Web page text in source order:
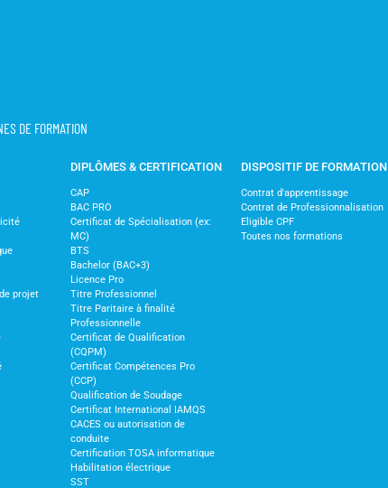
DE FORMATION
projet
DIPLÔMES & CERTIFICATION
CAP
BAC PRO
Certificat de Spécialisation (ex:
MC)
BTS
Bachelor (BAC+3)
Licence Pro
Titre Professionnel
Titre Paritaire à finalité
Professionnelle
Certificat de Qualification
(CQPM)
Certificat Compétences Pro
(CCP)
Qualification de Soudage
Certificat International IAMQS
CACES ou autorisation de
conduite
Certification TOSA informatique
Habilitation électrique
SST
DISPOSITIF DE FORMATION
Contrat d'apprentissage
Contrat de Professionnalisation
Eligible CPF
Toutes nos formations